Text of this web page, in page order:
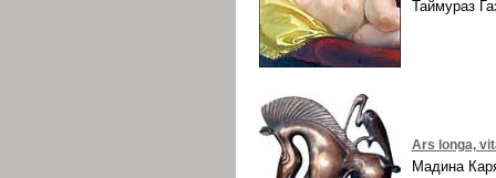
Таймураз
Ars longa,
Мадина